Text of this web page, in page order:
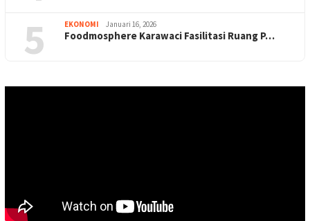
5 EKONOMI Januari 16, 2026
Foodmosphere Karawaci Fasilitasi Ruang P…